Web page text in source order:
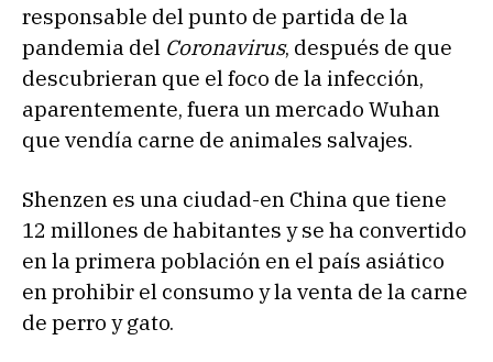
responsable del punto de partida de la
pandemia del Coronavirus, después de que
descubrieran que el foco de la infección,
aparentemente, fuera un mercado Wuhan
que vendía carne de animales salvajes.
Shenzen es una ciudad-en China que tiene
12 millones de habitantes y se ha convertido
en la primera población en el país asiático
en prohibir el consumo y la venta de la carne
de perro y gato.